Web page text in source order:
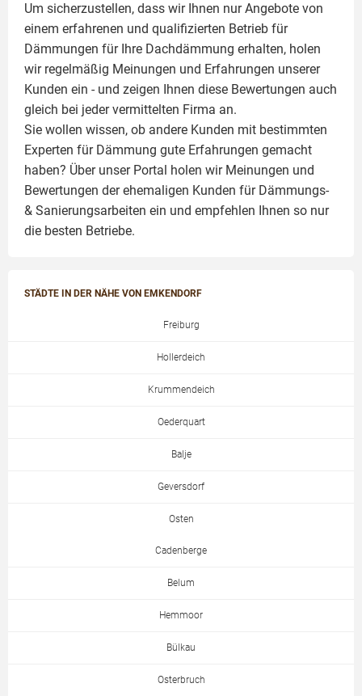
Um sicherzustellen, dass wir Ihnen nur Angebote von
einem erfahrenen und qualifizierten Betrieb für
Dämmungen für Ihre Dachdämmung erhalten, holen
wir regelmäßig Meinungen und Erfahrungen unserer
Kunden ein - und zeigen Ihnen diese Bewertungen auch
gleich bei jeder vermittelten Firma an.
Sie wollen wissen, ob andere Kunden mit bestimmten
Experten für Dämmung gute Erfahrungen gemacht
haben? Über unser Portal holen wir Meinungen und
Bewertungen der ehemaligen Kunden für Dämmungs-
& Sanierungsarbeiten ein und empfehlen Ihnen so nur
die besten Betriebe.
STÄDTE IN DER NÄHE VON EMKENDORF
Freiburg
Hollerdeich
Krummendeich
Oederquart
Balje
Geversdorf
Osten
Cadenberge
Belum
Hemmoor
Bülkau
Osterbruch